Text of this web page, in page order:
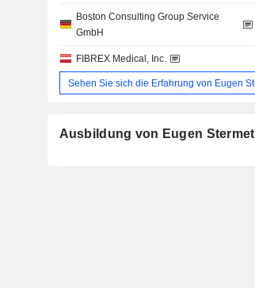
Boston Consulting Group Service
GmbH
FIBREX Medical, Inc.
Sehen Sie sich die Erfahrung von Eugen
Ausbildung von Eugen